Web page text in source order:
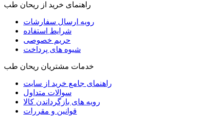
راهنمای خرید از ریحان طب
رویه ارسال سفارشات
شرایط استفاده
حریم خصوصی
شیوه های پرداخت
خدمات مشتریان ریحان طب
راهنمای جامع خرید از سایت
سوالات متداول
رویه های بازگرداندن کالا
قوانین و مقررات